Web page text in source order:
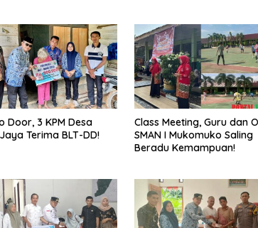
Door, 3 KPM Desa
Terima BLT-DD!
Class Meeting, Guru dan
SMAN I Mukomuko Saling
Beradu Kemampuan!